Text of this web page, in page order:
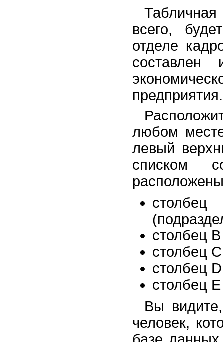
всего,
отделе
предприятия.
любом
левый
списком
столбец
столбец
столбец
столбец
Вы
человек,